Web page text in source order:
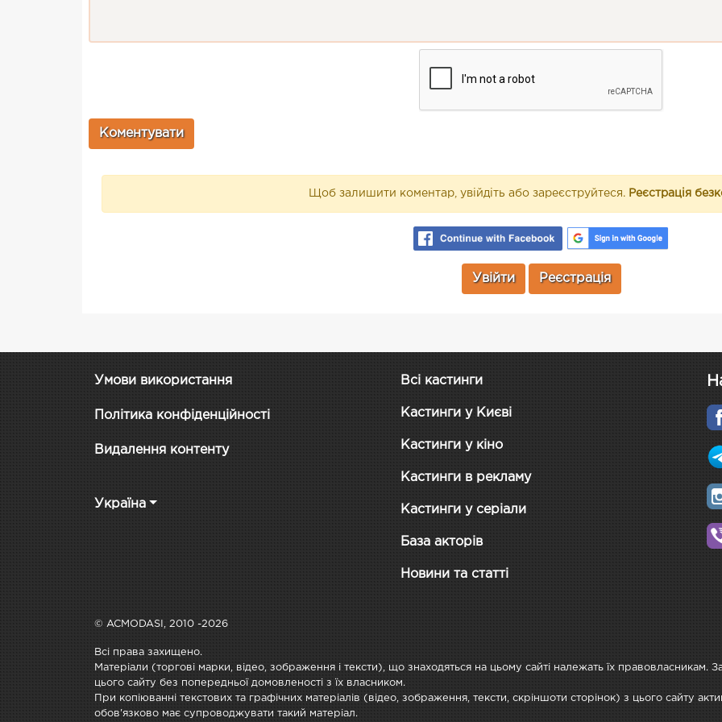
Щоб залишити коментар, увійдіть або зареєструйтеся. Реєстрація
Увійти Реєстрація
Умови використання
Політика конфіденційності
Видалення контенту
Україна
Всі кастинги
Кастинги у Києві
Кастинги у кіно
Кастинги в рекламу
Кастинги у серіали
База акторів
Новини та статті
© ACMODASI, 2010 -2026
Всі права захищено.
Матеріали (торгові марки, відео, зображення і тексти), що знаходяться на цьому сайті належать їх правовласникам.
цього сайту без попередньої домовленості з їх власником.
При копіюванні текстових та графічних матеріалів (відео, зображення, тексти, скріншоти сторінок) з цього сайту
обов'язково має супроводжувати такий матеріал.